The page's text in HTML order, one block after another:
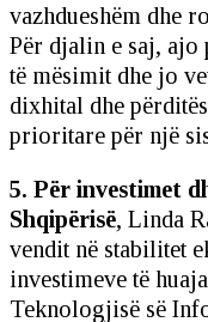
vazhdueshëm dhe
Për djalin e saj,
të mësimit dhe jo
dixhital dhe
prioritare për një
5. Për investimet
Shqipërisë, Linda
vendit në stabilitet
investimeve të
Teknologjisë së